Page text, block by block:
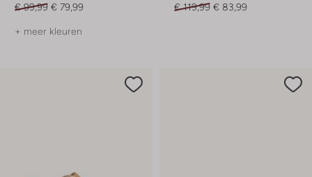
€ 99,99 € 79,99
+ meer kleuren
€ 119,99 € 83,99